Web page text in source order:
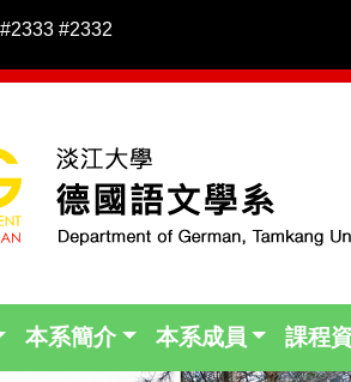
#2333 #2332
本系簡介 本系成員 課程